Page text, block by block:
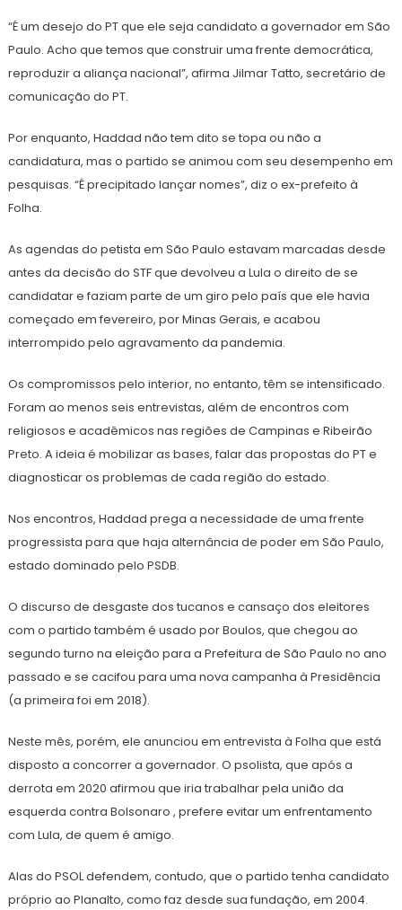
“É um desejo do PT que ele seja candidato a governador em São
Paulo. Acho que temos que construir uma frente democrática,
reproduzir a aliança nacional”, afirma Jilmar Tatto, secretário de
comunicação do PT.
Por enquanto, Haddad não tem dito se topa ou não a
candidatura, mas o partido se animou com seu desempenho em
pesquisas. “É precipitado lançar nomes”, diz o ex-prefeito à
Folha.
As agendas do petista em São Paulo estavam marcadas desde
antes da decisão do STF que devolveu a Lula o direito de se
candidatar e faziam parte de um giro pelo país que ele havia
começado em fevereiro, por Minas Gerais, e acabou
interrompido pelo agravamento da pandemia.
Os compromissos pelo interior, no entanto, têm se intensificado.
Foram ao menos seis entrevistas, além de encontros com
religiosos e acadêmicos nas regiões de Campinas e Ribeirão
Preto. A ideia é mobilizar as bases, falar das propostas do PT e
diagnosticar os problemas de cada região do estado.
Nos encontros, Haddad prega a necessidade de uma frente
progressista para que haja alternância de poder em São Paulo,
estado dominado pelo PSDB.
O discurso de desgaste dos tucanos e cansaço dos eleitores
com o partido também é usado por Boulos, que chegou ao
segundo turno na eleição para a Prefeitura de São Paulo no ano
passado e se cacifou para uma nova campanha à Presidência
(a primeira foi em 2018).
Neste mês, porém, ele anunciou em entrevista à Folha que está
disposto a concorrer a governador. O psolista, que após a
derrota em 2020 afirmou que iria trabalhar pela união da
esquerda contra Bolsonaro , prefere evitar um enfrentamento
com Lula, de quem é amigo.
Alas do PSOL defendem, contudo, que o partido tenha candidato
próprio ao Planalto, como faz desde sua fundação, em 2004.